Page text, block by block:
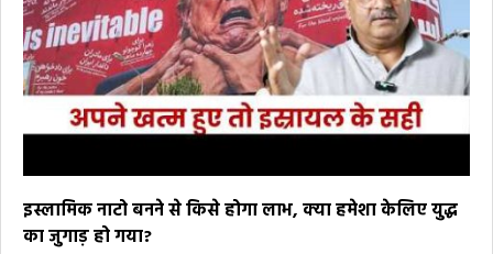
इस्लामिक नाटो बनने से किसे होगा लाभ, क्या हमेशा केलिए युद्ध
का जुगाड़ हो गया?